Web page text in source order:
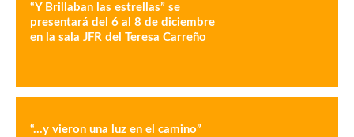
“Y Brillaban las estrellas” se
presentará del 6 al 8 de diciembre
en la sala JFR del Teresa Carreño
“…y vieron una luz en el camino”